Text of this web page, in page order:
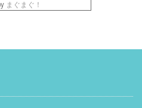
まぐまぐ！